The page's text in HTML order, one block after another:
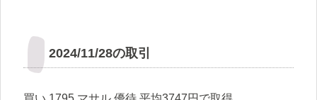
2024/11/28の取引